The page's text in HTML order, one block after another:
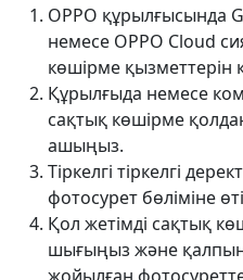
OPPO құрылғысында
немесе OPPO Cloud
көшірме қызметтерін
Құрылғыда немесе
сақтық көшірме
ашыңыз.
Тіркелгі тіркелгі
фотосурет бөліміне
Қол жетімді сақтық
шығыңыз және қалпына